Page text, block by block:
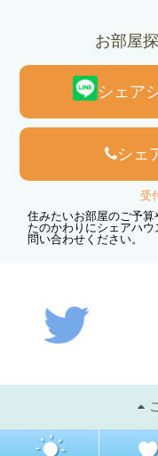
お部屋
シェア
シェ
受
住みたいお部屋のご予
たのかわりにシェアハ
問い合わせください。